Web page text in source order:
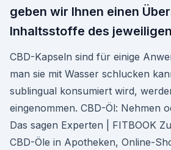
geben wir Ihnen einen
Inhaltsstoffe des
CBD-Kapseln sind für einige
man sie mit Wasser schlucken
sublingual konsumiert wird,
eingenommen. CBD-Öl: Nehmen
Das sagen Experten | FITBOOK
CBD-Öle in Apotheken, Online-